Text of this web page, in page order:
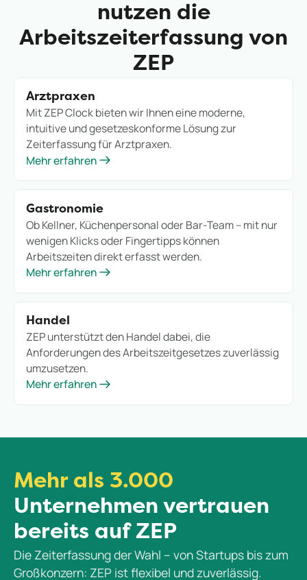
nutzen die
Arbeitszeiterfassung von
ZEP
Arztpraxen
Mit ZEP Clock bieten wir Ihnen eine moderne,
intuitive und gesetzeskonforme Lösung zur
Zeiterfassung für Arztpraxen.
Mehr erfahren
Gastronomie
Ob Kellner, Küchenpersonal oder Bar-Team – mit nur
wenigen Klicks oder Fingertipps können
Arbeitszeiten direkt erfasst werden.
Mehr erfahren
Handel
ZEP unterstützt den Handel dabei, die
Anforderungen des Arbeitszeitgesetzes zuverlässig
umzusetzen.
Mehr erfahren
Mehr als 3.000
Unternehmen vertrauen
bereits auf ZEP
Die Zeiterfassung der Wahl – von Startups bis zum
Großkonzern: ZEP ist flexibel und zuverlässig.